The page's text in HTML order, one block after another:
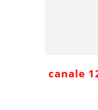
canale